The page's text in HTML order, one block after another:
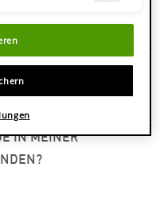
AUF DIE
IN MEINER